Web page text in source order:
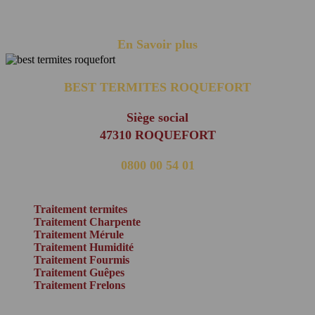
En Savoir plus
BEST TERMITES ROQUEFORT
Siège social
47310 ROQUEFORT
0800 00 54 01
Traitement termites
Traitement Charpente
Traitement Mérule
Traitement Humidité
Traitement Fourmis
Traitement Guêpes
Traitement Frelons